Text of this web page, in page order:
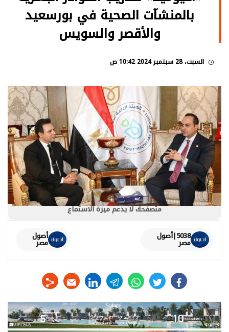
بالمنشآت الصحية في بورسعيد
والأقصر والسويس
السبت، 28 سبتمبر 2024 10:42 ص
متصفحك لا يدعم ميزة الاستماع
5038|أصول
مصر
أصول
مصر
facebook
twitter
whats
telegram
linkedin